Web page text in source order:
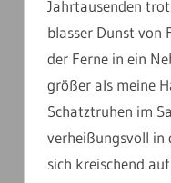
Jahrtausenden
blasser Dunst von
der Ferne in ein
größer als meine
Schatztruhen im
verheißungsvoll in
sich kreischend